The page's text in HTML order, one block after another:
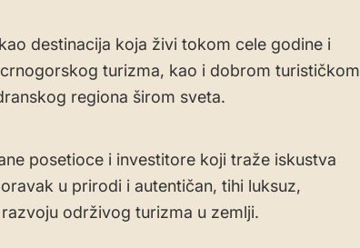
destinacija koja živi tokom cele godine i
turizma, kao i dobrom turističkom
regiona širom sveta.
posetioce i investitore koji traže iskustva
u prirodi i autentičan, tihi luksuz,
održivog turizma u zemlji.